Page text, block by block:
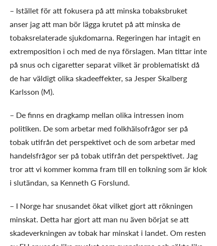
– Istället för att fokusera på att minska tobaksbruket
anser jag att man bör lägga krutet på att minska de
tobaksrelaterade sjukdomarna. Regeringen har intagit en
extremposition i och med de nya förslagen. Man tittar inte
på snus och cigaretter separat vilket är problematiskt då
de har väldigt olika skadeeffekter, sa Jesper Skalberg
Karlsson (M).
– De finns en dragkamp mellan olika intressen inom
politiken. De som arbetar med folkhälsofrågor ser på
tobak utifrån det perspektivet och de som arbetar med
handelsfrågor ser på tobak utifrån det perspektivet. Jag
tror att vi kommer komma fram till en tolkning som är klok
i slutändan, sa Kenneth G Forslund.
– I Norge har snusandet ökat vilket gjort att rökningen
minskat. Detta har gjort att man nu även börjat se att
skadeverkningen av tobak har minskat i landet. Om resten